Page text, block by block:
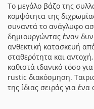
εικόνων
Το μεγάλο βάζο της
κομψότητα της
συναντά το ανάγλυφο
δημιουργώντας έναν
ανθεκτική κατασκευή
σταθερότητα και
καθιστά ιδανικό τόσο
rustic διακόσμηση.
της ίδιας σειράς για